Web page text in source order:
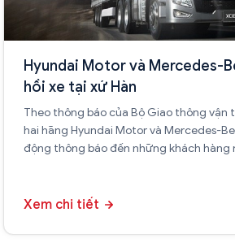
Hyundai Motor và Mercedes-
hồi xe tại xứ Hàn
Theo thông báo của Bộ Giao thông vận
hai hãng Hyundai Motor và Mercedes-
động thông báo đến những khách hàng
Xem chi tiết